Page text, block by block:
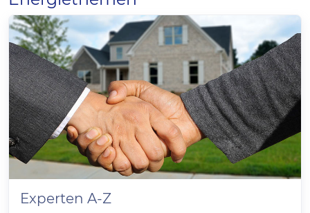
Experten A-Z